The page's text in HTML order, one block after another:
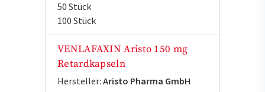
50 Stück
100 Stück
VENLAFAXIN Aristo 150 mg
Retardkapseln
Hersteller: Aristo Pharma GmbH